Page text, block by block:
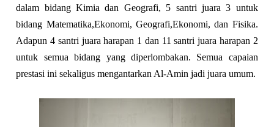
dalam bidang Kimia dan Geografi, 5 santri juara 3 untuk
bidang Matematika,Ekonomi, Geografi,Ekonomi, dan Fisika.
Adapun 4 santri juara harapan 1 dan 11 santri juara harapan 2
untuk semua bidang yang diperlombakan.
Semua capaian
prestasi ini sekaligus mengantarkan Al-Amin jadi juara umum.